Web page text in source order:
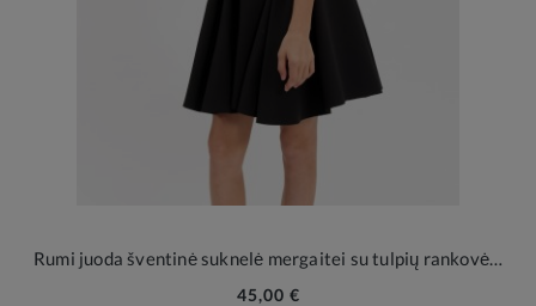
Rumi juoda šventinė suknelė mergaitei su tulpių rankovėlėmis
45,00 €